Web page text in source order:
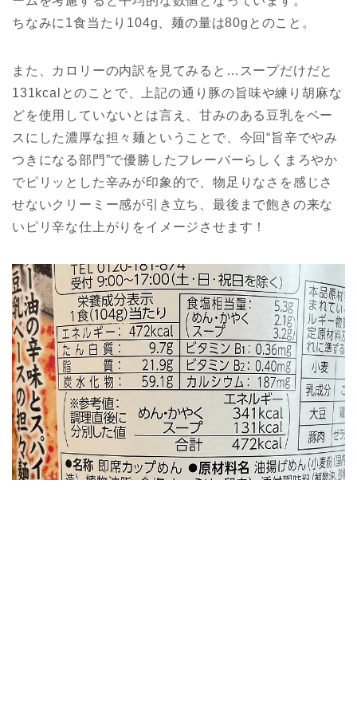
ちなみに1食当たり104g、麺の量は80gとのこと。
また、カロリーの内訳を見てみると…スープだけだと
131kcalとのことで、上記の通り豚の旨味や練り胡麻な
どを使用していないとは言え、甘みのある豆乳をベー
スにした濃厚な担々麺ということで、今回“旨辛でやみ
つきになる部門”で優勝したフレーバーらしくまろやか
でピリッとした辛みが印象的で、物足りなさを感じさ
せないクリーミー感が引き立ち、最後まで飽きの来な
いピリ辛な仕上がりをイメージさせます！